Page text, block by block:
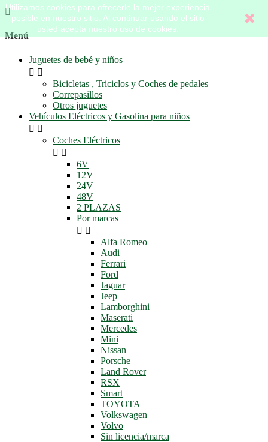
Utilizamos cookies para ofrecerle la mejor experiencia
posible en nuestro sitio. Al continuar usando el sitio
usted acepta nuestro uso de cookies.

Menú
Juguetes de bebé y niños
 
Bicicletas , Triciclos y Coches de pedales
Correpasillos
Otros juguetes
Vehículos Eléctricos y Gasolina para niños
 
Coches Eléctricos
 
6V
12V
24V
48V
2 PLAZAS
Por marcas
 
Alfa Romeo
Audi
Ferrari
Ford
Jaguar
Jeep
Lamborghini
Maserati
Mercedes
Mini
Nissan
Porsche
Land Rover
RSX
Smart
TOYOTA
Volkswagen
Volvo
Sin licencia/marca